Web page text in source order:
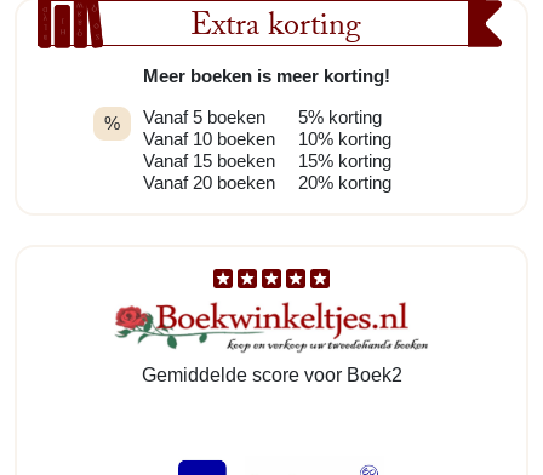
Extra korting
%
Meer boeken is meer korting!
Vanaf 5 boeken
Vanaf 10 boeken
Vanaf 15 boeken
Vanaf 20 boeken
5% korting
10% korting
15% korting
20% korting
Gemiddelde score voor Boek2